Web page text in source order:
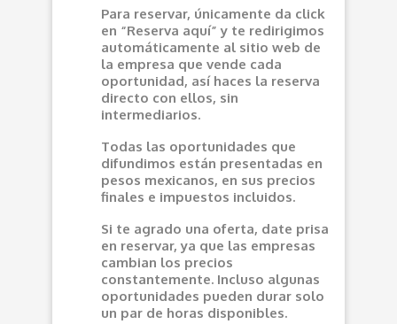
Para reservar, únicamente da click
en “Reserva aquí” y te redirigimos
automáticamente al sitio web de
la empresa que vende cada
oportunidad, así haces la reserva
directo con ellos, sin
intermediarios.
Todas las oportunidades que
difundimos están presentadas en
pesos mexicanos, en sus precios
finales e impuestos incluidos.
Si te agrado una oferta, date prisa
en reservar, ya que las empresas
cambian los precios
constantemente. Incluso algunas
oportunidades pueden durar solo
un par de horas disponibles.